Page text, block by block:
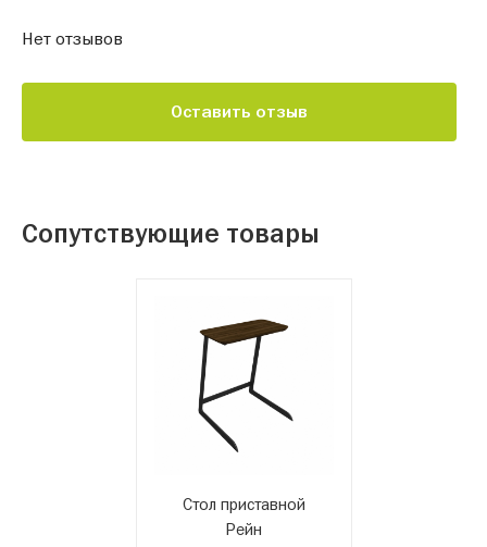
Нет отзывов
Оставить отзыв
Сопутствующие товары
Стол приставной
Рейн